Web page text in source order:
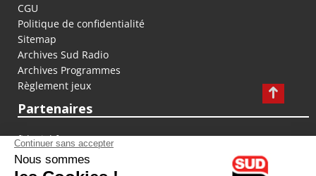
CGU
Politique de confidentialité
Sitemap
Archives Sud Radio
Archives Programmes
Règlement jeux
Partenaires
fiducial.fr
lyoncapitale.fr